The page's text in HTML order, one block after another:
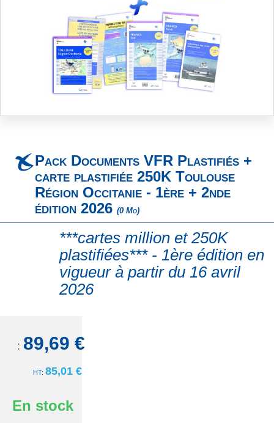
Pack Documents VFR Plastifiés +
carte plastifiée 250K Toulouse
Région Occitanie - 1ère + 2nde
édition 2026 (0 Mo)
***cartes million et 250K
plastifiées*** - 1ère édition en
vigueur à partir du 16 avril
2026
89,69 €
85,01 €
En stock
of
the
images